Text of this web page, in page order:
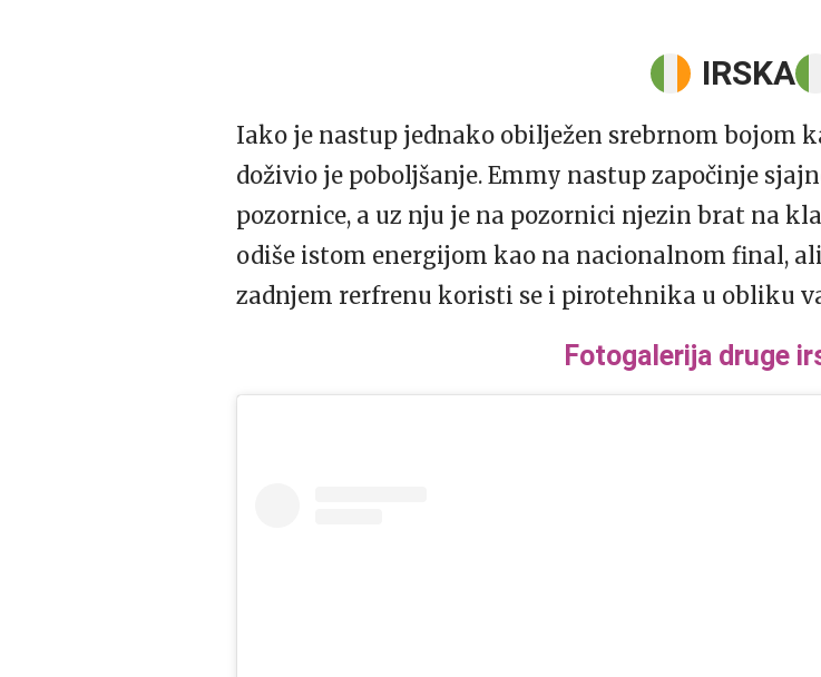
IRSKA
Iako je nastup jednako obilježen srebrnom bojom
doživio je poboljšanje. Emmy nastup započinje
pozornice, a uz nju je na pozornici njezin brat na
odiše istom energijom kao na nacionalnom final,
zadnjem rerfrenu koristi se i pirotehnika u obliku
Fotogalerija druge